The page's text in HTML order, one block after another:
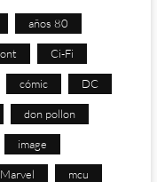
años 80
Ci-Fi
cómic DC
don pollon
image
Marvel mcu